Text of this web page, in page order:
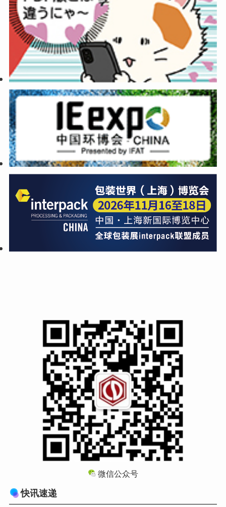
微信公众号
快讯速递